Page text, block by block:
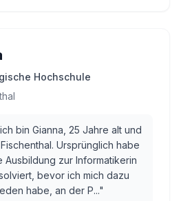
Hochschule
bin Gianna, 25 Jahre alt und
Ursprünglich habe
Ausbildung zur Informatikerin
bevor ich mich dazu
habe, an der P..."